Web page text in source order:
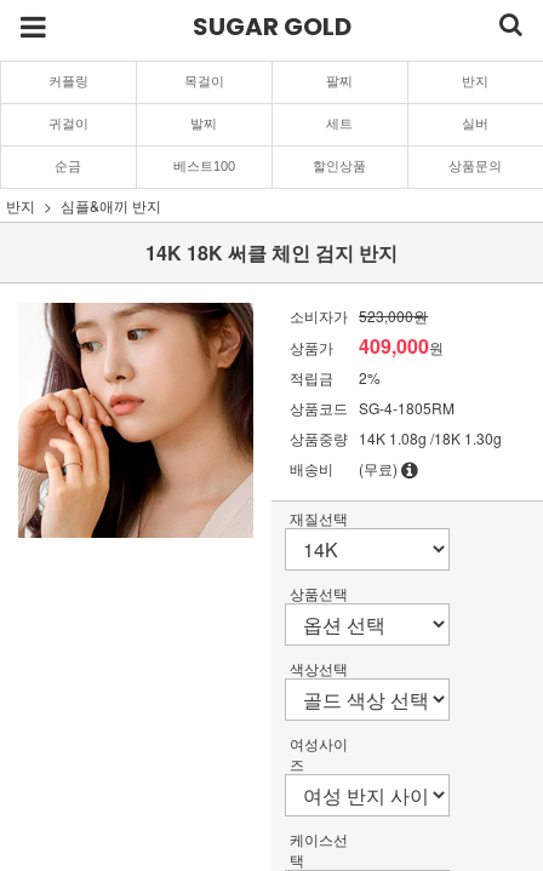
SUGAR GOLD
커플링 목걸이 팔찌 반지
귀걸이 발찌 세트 실버
순금 베스트100 할인상품 상품문의
반지 심플&애끼 반지
14K 18K 써클 체인 검지 반지
소비자가 523,000원
상품가
409,000원
적립금
2%
상품코드
SG-4-1805RM
상품중량 14K 1.08g /18K 1.30g
배송비
(무료)
재질선택
상품선택
색상선택
여성사이
즈
케이스선
택